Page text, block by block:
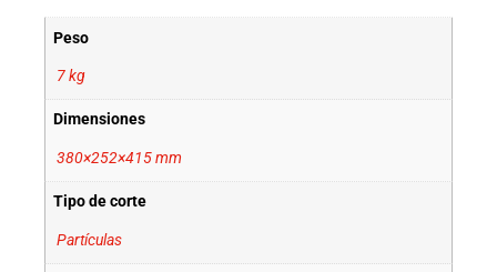
Peso
7 kg
Dimensiones
380×252×415 mm
Tipo de corte
Partículas